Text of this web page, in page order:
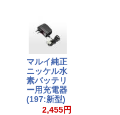
マルイ純正
ニッケル水
素バッテリ
ー用充電器
(197:新型)
2,455円